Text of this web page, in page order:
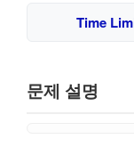
Time
문제 설명